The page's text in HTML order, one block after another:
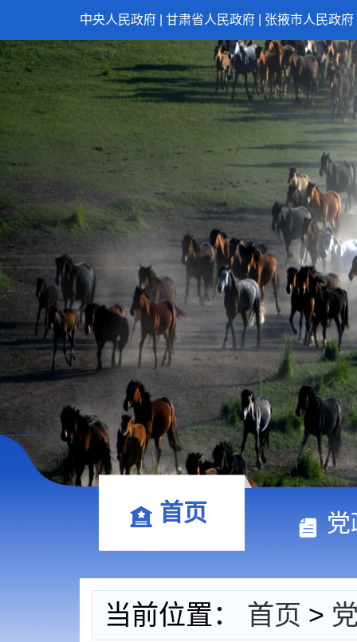
中央人民政府 甘肃省人民政府 张掖市人民政府
首页 党
当前位置： 首页 >